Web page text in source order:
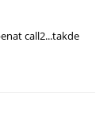
call2...takde